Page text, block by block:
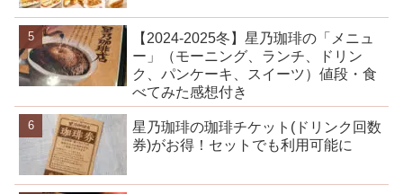
【2024-2025冬】星乃珈琲の「メニュ
ー」（モーニング、ランチ、ドリン
ク、パンケーキ、スイーツ）値段・食
べてみた感想付き
星乃珈琲の珈琲チケット(ドリンク回数
券)がお得！セットでも利用可能に